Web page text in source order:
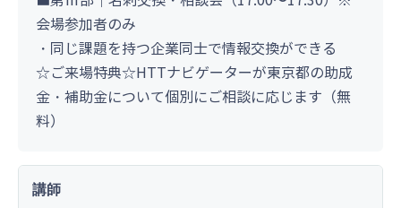
会場参加者のみ
・同じ課題を持つ企業同士で情報交換ができる
☆ご来場特典☆HTTナビゲーターが東京都の助成
金・補助金について個別にご相談に応じます（無
料）
講師